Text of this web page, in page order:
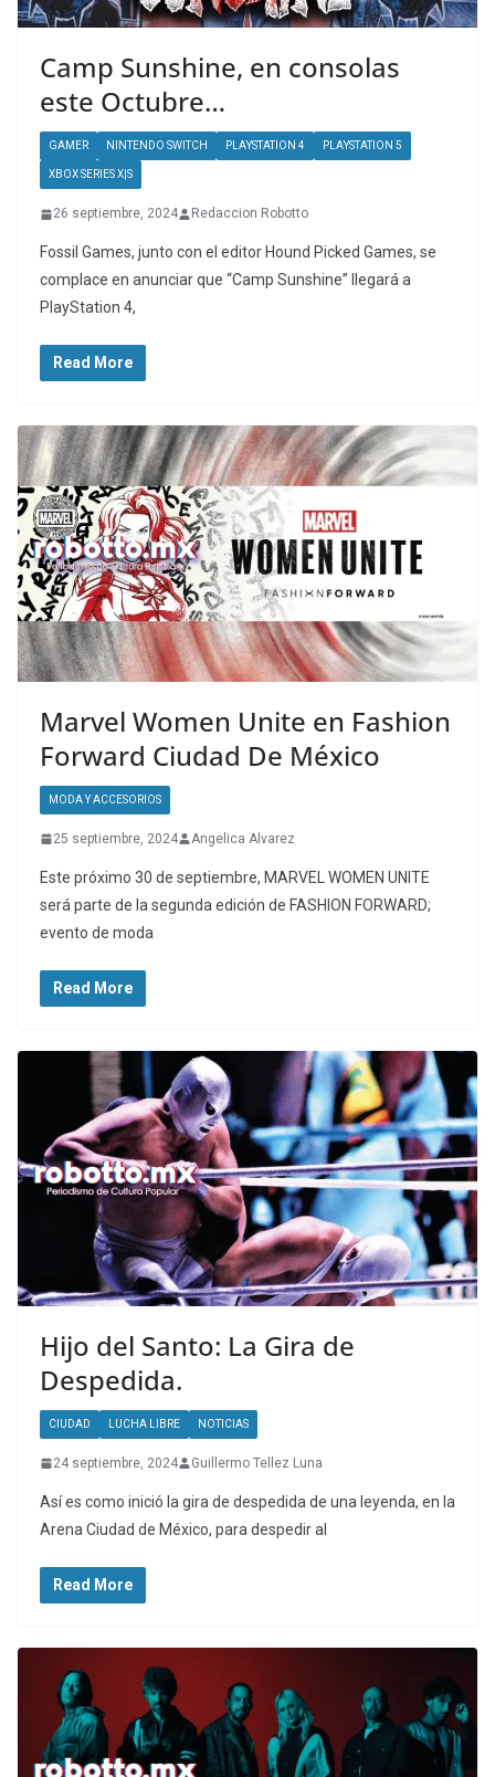
Camp Sunshine, en consolas
este Octubre…
GAMER NINTENDO SWITCH PLAYSTATION 4 PLAYSTATION 5
XBOX SERIES X|S
26 septiembre, 2024 Redaccion Robotto
Fossil Games, junto con el editor Hound Picked Games, se
complace en anunciar que “Camp Sunshine” llegará a
PlayStation 4,
Read More
Marvel Women Unite en Fashion
Forward Ciudad De México
MODA Y ACCESORIOS
25 septiembre, 2024 Angelica Alvarez
Este próximo 30 de septiembre, MARVEL WOMEN UNITE
será parte de la segunda edición de FASHION FORWARD;
evento de moda
Read More
Hijo del Santo: La Gira de
Despedida.
CIUDAD LUCHA LIBRE NOTICIAS
24 septiembre, 2024 Guillermo Tellez Luna
Así es como inició la gira de despedida de una leyenda, en la
Arena Ciudad de México, para despedir al
Read More